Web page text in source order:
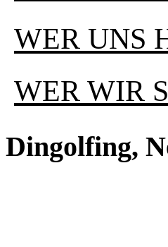
WER UNS
WER WIR
Dingolfing,